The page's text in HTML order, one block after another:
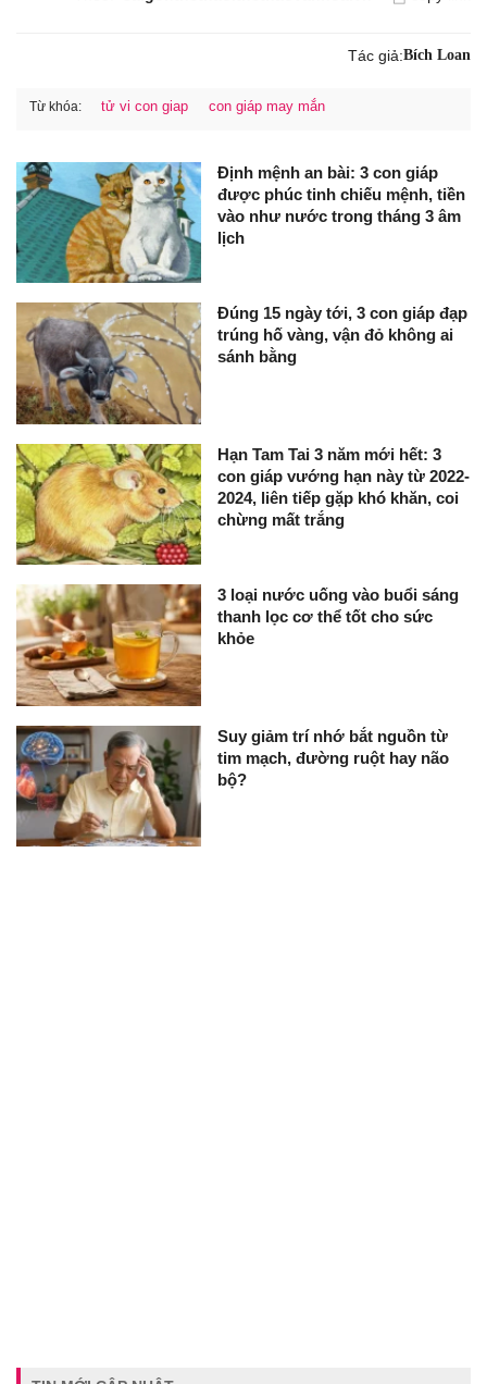
Tác giả:Bích Loan
Từ khóa: tử vi con giap con giáp may mắn
Định mệnh an bài: 3 con giáp
được phúc tinh chiếu mệnh, tiền
vào như nước trong tháng 3 âm
lịch
Đúng 15 ngày tới, 3 con giáp đạp
trúng hố vàng, vận đỏ không ai
sánh bằng
Hạn Tam Tai 3 năm mới hết: 3
con giáp vướng hạn này từ 2022-
2024, liên tiếp gặp khó khăn, coi
chừng mất trắng
3 loại nước uống vào buổi sáng
thanh lọc cơ thể tốt cho sức
khỏe
Suy giảm trí nhớ bắt nguồn từ
tim mạch, đường ruột hay não
bộ?